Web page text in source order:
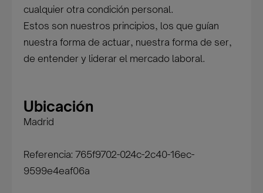
cualquier otra condición personal.
Estos son nuestros principios, los que guían
nuestra forma de actuar, nuestra forma de ser,
de entender y liderar el mercado laboral.
Ubicación
Madrid
Referencia: 765f9702-024c-2c40-16ec-
9599e4eaf06a